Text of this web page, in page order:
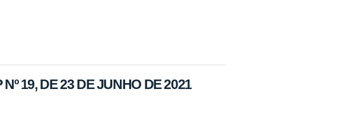
19, DE 23 DE JUNHO DE 2021